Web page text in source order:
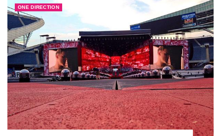
ONE DIRECTION